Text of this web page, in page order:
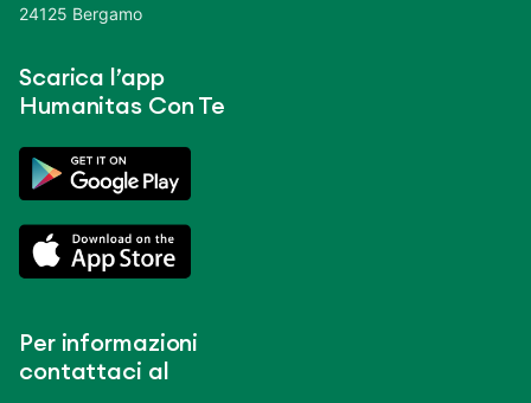
24125 Bergamo
Scarica l’app
Humanitas Con Te
Per informazioni
contattaci al